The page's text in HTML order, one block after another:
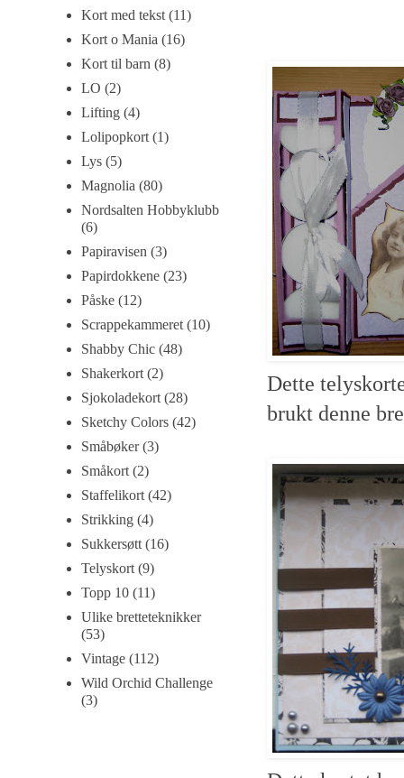
Dette
brukt denne
Kort med tekst (11)
Kort o Mania (16)
Kort til barn (8)
LO (2)
Lifting (4)
Lolipopkort (1)
Lys (5)
Magnolia (80)
Nordsalten Hobbyklubb
(6)
Papiravisen (3)
Papirdokkene (23)
Påske (12)
Scrappekammeret (10)
Shabby Chic (48)
Shakerkort (2)
Sjokoladekort (28)
Sketchy Colors (42)
Småbøker (3)
Småkort (2)
Staffelikort (42)
Strikking (4)
Sukkersøtt (16)
Telyskort (9)
Topp 10 (11)
Ulike bretteteknikker
(53)
Vintage (112)
Wild Orchid Challenge
(3)